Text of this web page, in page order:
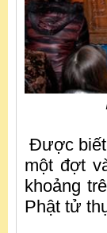
Được
một đợt
khoảng
Phật tử